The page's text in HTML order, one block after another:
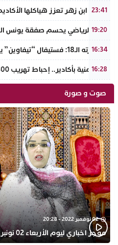
23:41
جامعة ابن زهر تعزز هياكلها
19:20
الرجاء الرياضي يحسم صفقة يونس
16:34
في دورته الـ18: فستيفال “تيفاوين” يسلط الضوء على زي “أدال” الأمازيغي ويكرم رائدات التطريز والتصميم بالـأطلس الصغير
16:28
ضربة أمنية بأكادير.. إحباط تهريب 7300 قرص “إكستازي” وتوقيف عنصرين من ذوي السوابق
صوت و صورة
02 نوفمبر 2022 - 20:28
موجز اخباري ليوم الأربعاء 02 نونبر 2022